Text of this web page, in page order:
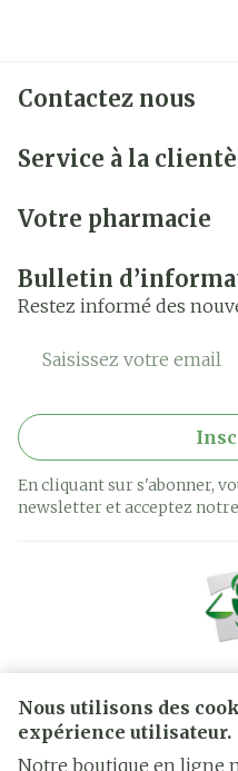
Nous utilisons des
expérience utilisateur.
Notre boutique en ligne
Contactez nous
Service à la
Votre pharmacie
Bulletin
Restez informé des
Adresse mail
En cliquant sur s'abonner,
newsletter et acceptez notre
Liens légaux